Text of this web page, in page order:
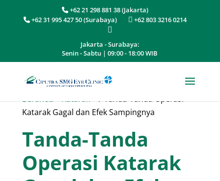
+62 21 298 881 38 (Jakarta)
+62 31 995 427 50 (Surabaya)
+62 803 3216 0214
Jakarta - Surabaya:
Senin - Sabtu | 09:00 - 18:00 WIB
Beranda»Katarak»7 Tanda-Tanda Operasi
Katarak Gagal dan Efek Sampingnya
Tanda-Tanda
Operasi Katarak